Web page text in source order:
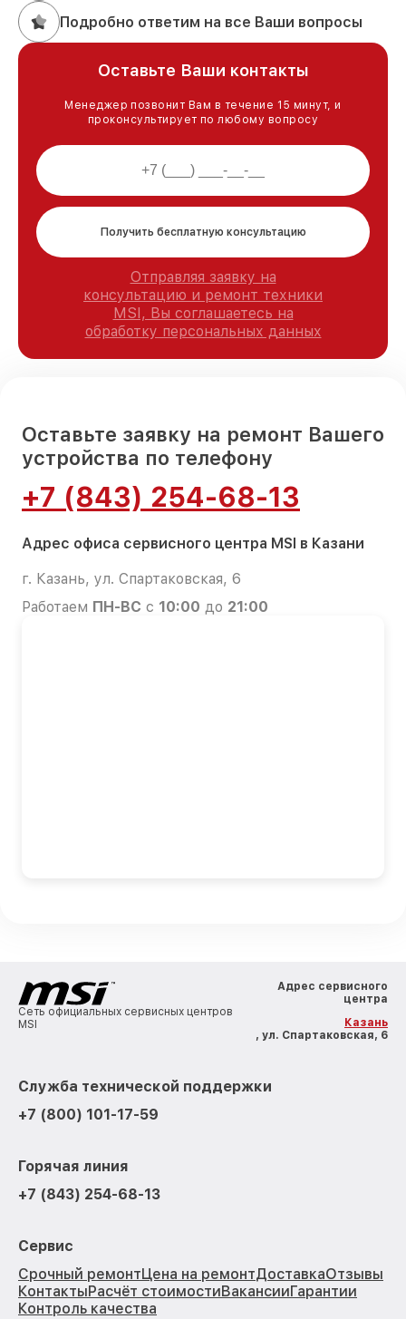
Подробно ответим на все Ваши вопросы
Оставьте Ваши контакты
Менеджер позвонит Вам в течение 15 минут, и
проконсультирует по любому вопросу
Получить бесплатную консультацию
Отправляя заявку на
консультацию и ремонт техники
MSI, Вы соглашаетесь на
обработку персональных данных
Оставьте заявку на ремонт Вашего
устройства по телефону
+7 (843) 254-68-13
Адрес офиса сервисного центра MSI в Казани
г. Казань, ул. Спартаковская, 6
Работаем ПН-ВС с 10:00 до 21:00
Сеть официальных сервисных центров
MSI
Адрес сервисного
центра
Казань
, ул. Спартаковская, 6
Служба технической поддержки
+7 (800) 101-17-59
Горячая линия
+7 (843) 254-68-13
Сервис
Срочный ремонтЦена на ремонтДоставкаОтзывы
КонтактыРасчёт стоимостиВакансииГарантии
Контроль качества